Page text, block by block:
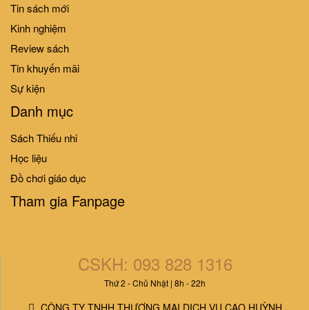
202.000₫
Tin sách mới
Kinh nghiệm
Review sách
Tin khuyến mãi
Sự kiện
Danh mục
Sách Thiếu nhi
Học liệu
Đồ chơi giáo dục
Tham gia Fanpage
CSKH: 093 828 1316
Thứ 2 - Chủ Nhật | 8h - 22h
CÔNG TY TNHH THƯƠNG MẠI DỊCH VỤ CAO HUỲNH